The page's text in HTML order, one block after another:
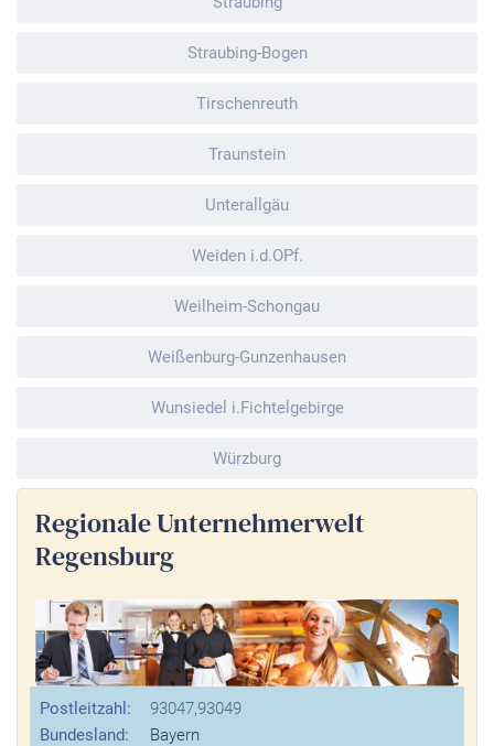
Straubing-Bogen
Tirschenreuth
Traunstein
Unterallgäu
Weiden i.d.OPf.
Weilheim-Schongau
Weißenburg-Gunzenhausen
Wunsiedel i.Fichtelgebirge
Würzburg
Regionale Unternehmerwelt
Regensburg
Postleitzahl:
93047,93049
Bundesland:
Bayern